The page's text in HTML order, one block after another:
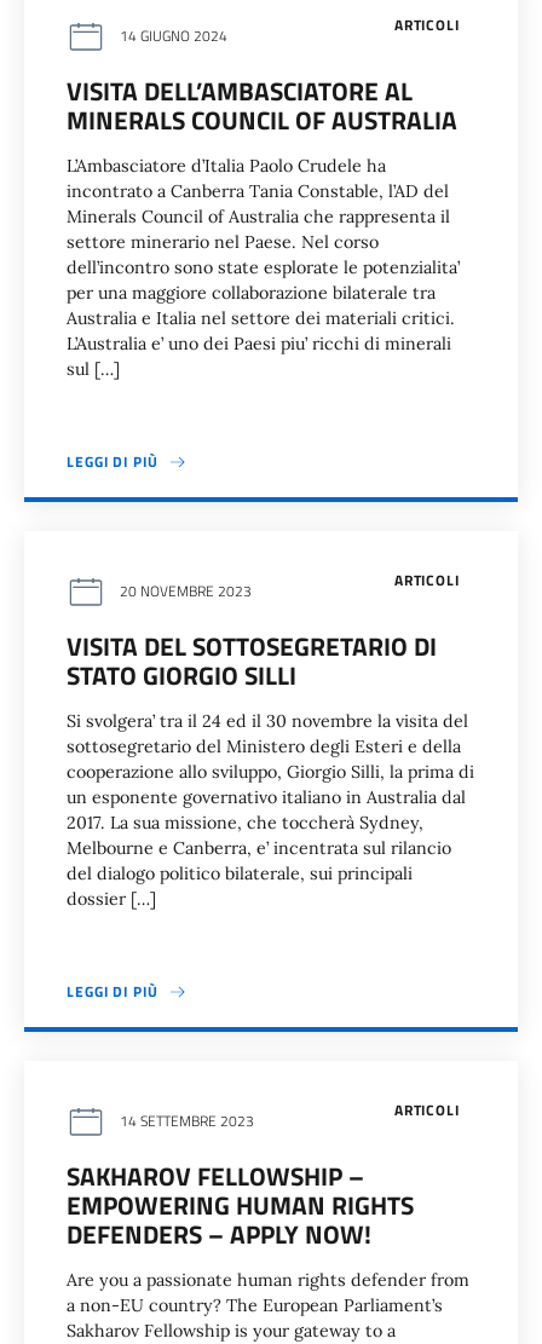
ARTICOLI
14 GIUGNO 2024
VISITA DELL’AMBASCIATORE AL
MINERALS COUNCIL OF AUSTRALIA
L’Ambasciatore d’Italia Paolo Crudele ha
incontrato a Canberra Tania Constable, l’AD del
Minerals Council of Australia che rappresenta il
settore minerario nel Paese. Nel corso
dell’incontro sono state esplorate le potenzialita’
per una maggiore collaborazione bilaterale tra
Australia e Italia nel settore dei materiali critici.
L’Australia e’ uno dei Paesi piu’ ricchi di minerali
sul […]
LEGGI DI PIÙ
ARTICOLI
20 NOVEMBRE 2023
VISITA DEL SOTTOSEGRETARIO DI
STATO GIORGIO SILLI
Si svolgera’ tra il 24 ed il 30 novembre la visita del
sottosegretario del Ministero degli Esteri e della
cooperazione allo sviluppo, Giorgio Silli, la prima di
un esponente governativo italiano in Australia dal
2017. La sua missione, che toccherà Sydney,
Melbourne e Canberra, e’ incentrata sul rilancio
del dialogo politico bilaterale, sui principali
dossier […]
LEGGI DI PIÙ
ARTICOLI
14 SETTEMBRE 2023
SAKHAROV FELLOWSHIP –
EMPOWERING HUMAN RIGHTS
DEFENDERS – APPLY NOW!
Are you a passionate human rights defender from
a non-EU country? The European Parliament’s
Sakharov Fellowship is your gateway to a